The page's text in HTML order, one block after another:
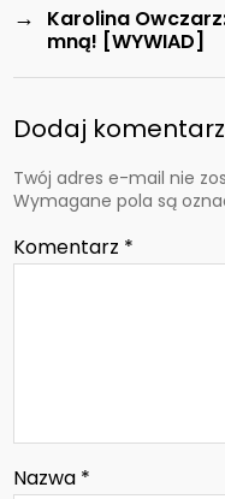
→
Karolina
mną! [WYWIAD]
Dodaj komentarz
Twój adres e-mail nie
Wymagane pola są
Komentarz *
Nazwa *